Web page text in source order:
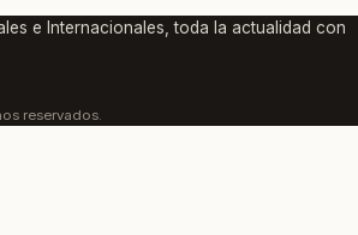
e Internacionales, toda la actualidad con
reservados.